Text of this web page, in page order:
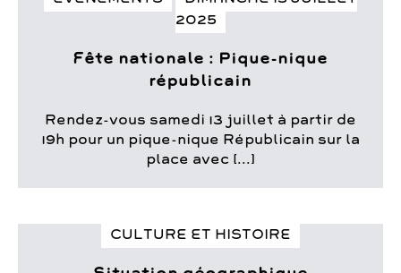
2025
Fête nationale : Pique-nique
républicain
Rendez-vous samedi 13 juillet à partir de
19h pour un pique-nique Républicain sur la
place avec [...]
CULTURE ET HISTOIRE